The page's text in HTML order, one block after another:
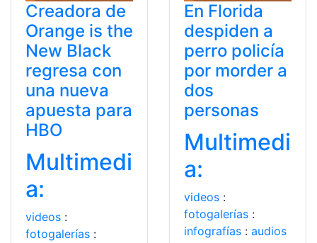
Creadora de
Orange is the
New Black
regresa con
una nueva
apuesta para
HBO
Multimedi
a:
videos :
fotogalerías :
En Florida
despiden a
perro policía
por morder a
dos
personas
Multimedi
a:
videos :
fotogalerías :
infografías : audios